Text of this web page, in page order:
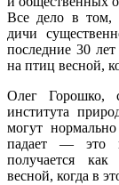
Все дело в том,
дичи
последние 30
на птиц весной,
Олег Горошко,
института
могут
падает — это
получается как
весной, когда в